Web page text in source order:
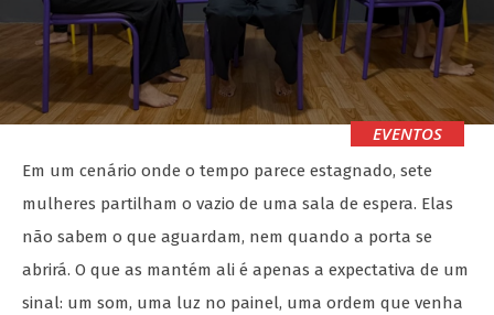
EVENTOS
Em um cenário onde o tempo parece estagnado, sete
mulheres partilham o vazio de uma sala de espera. Elas
não sabem o que aguardam, nem quando a porta se
abrirá. O que as mantém ali é apenas a expectativa de um
sinal: um som, uma luz no painel, uma ordem que venha